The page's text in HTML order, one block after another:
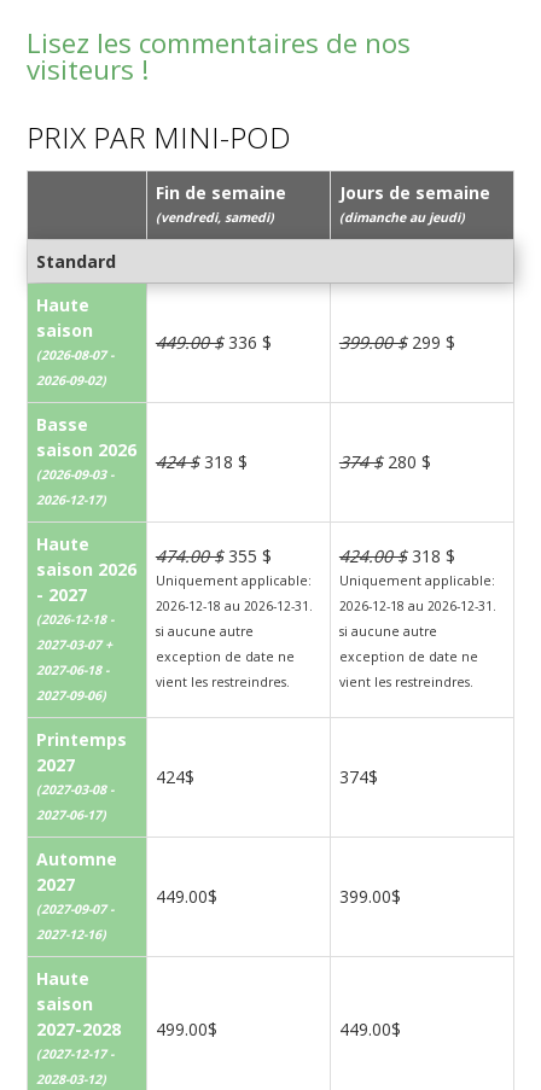
Lisez les commentaires de nos
visiteurs !
PRIX PAR MINI-POD
Fin de semaine
(vendredi, samedi)
Jours de semaine
(dimanche au jeudi)
Standard
Haute
saison
(2026-08-07 -
2026-09-02)
449.00 $336 $ 399.00 $299 $
Basse
saison 2026
(2026-09-03 -
2026-12-17)
424 $318 $ 374 $280 $
Haute
saison 2026
- 2027
(2026-12-18 -
2027-03-07 +
2027-06-18 -
2027-09-06)
474.00 $355 $
Uniquement applicable:
2026-12-18 au 2026-12-31.
si aucune autre
exception de date ne
vient les restreindres.
424.00 $318 $
Uniquement applicable:
2026-12-18 au 2026-12-31.
si aucune autre
exception de date ne
vient les restreindres.
Printemps
2027
(2027-03-08 -
2027-06-17)
424$ 374$
Automne
2027
(2027-09-07 -
2027-12-16)
449.00$ 399.00$
Haute
saison
2027-2028
(2027-12-17 -
2028-03-12)
499.00$ 449.00$